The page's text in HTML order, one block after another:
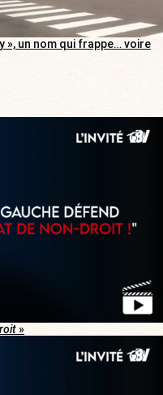
», un nom qui frappe… voire
»